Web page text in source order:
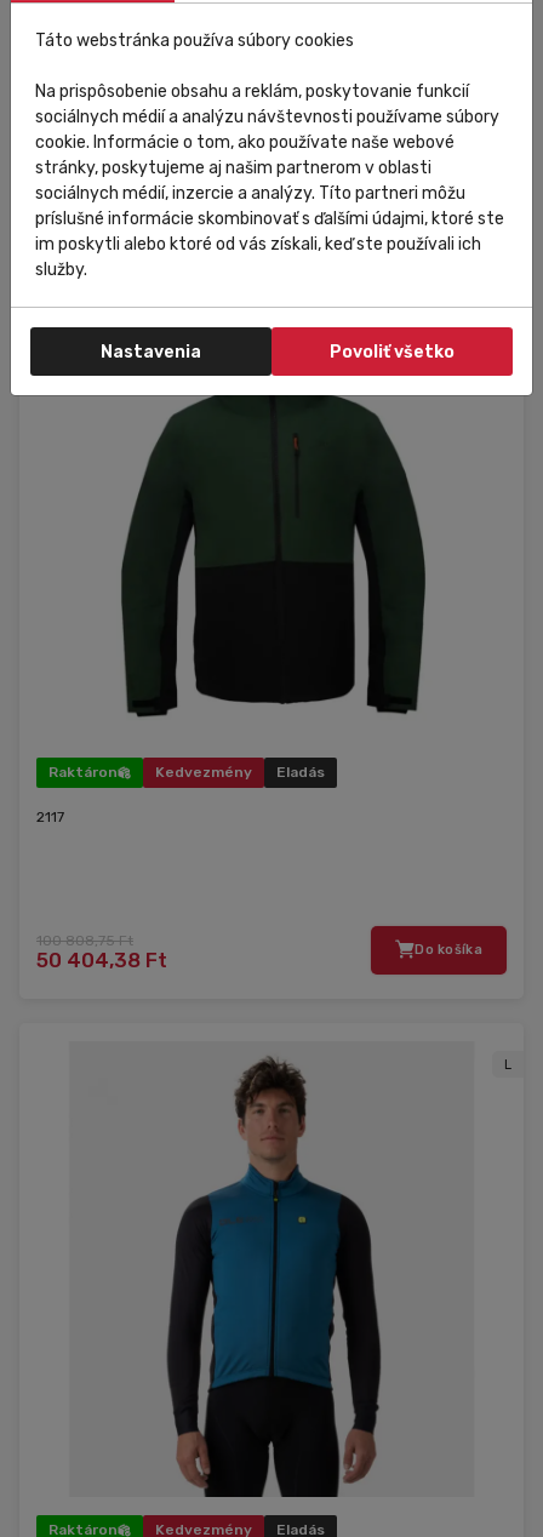
Férfi rövid ujjú kerékpáros kabát Sportful Fiandre
Light No Rain sárga
52 381,21 Ft
35 095,41 Ft Do košíka
XL
Raktáron Kedvezmény Eladás
2117
100 808,75 Ft
50 404,38 Ft Do košíka
L
Raktáron Kedvezmény Eladás
Táto webstránka používa súbory cookies
Na prispôsobenie obsahu a reklám, poskytovanie funkcií
sociálnych médií a analýzu návštevnosti používame súbory
cookie. Informácie o tom, ako používate naše webové
stránky, poskytujeme aj našim partnerom v oblasti
sociálnych médií, inzercie a analýzy. Títo partneri môžu
príslušné informácie skombinovať s ďalšími údajmi, ktoré ste
im poskytli alebo ktoré od vás získali, keď ste používali ich
služby.
Nastavenia Povoliť všetko